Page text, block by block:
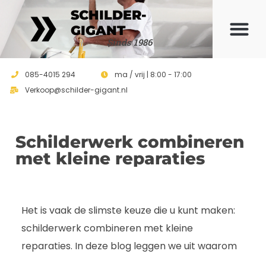
SCHILDER-
GIGANT
Sinds 1986
085-4015 294
ma / vrij | 8:00 - 17:00
Verkoop@schilder-gigant.nl
Schilderwerk combineren
met kleine reparaties
Het is vaak de slimste keuze die u kunt maken:
schilderwerk combineren met kleine
reparaties. In deze blog leggen we uit waarom